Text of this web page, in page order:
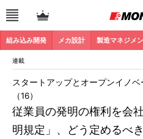
組み込み開発 メカ設計 製造マネジメ
連載
従業員の発明の権利を会
明規定」、どう定めるべ
スタートアップとオープンイノ
（16）